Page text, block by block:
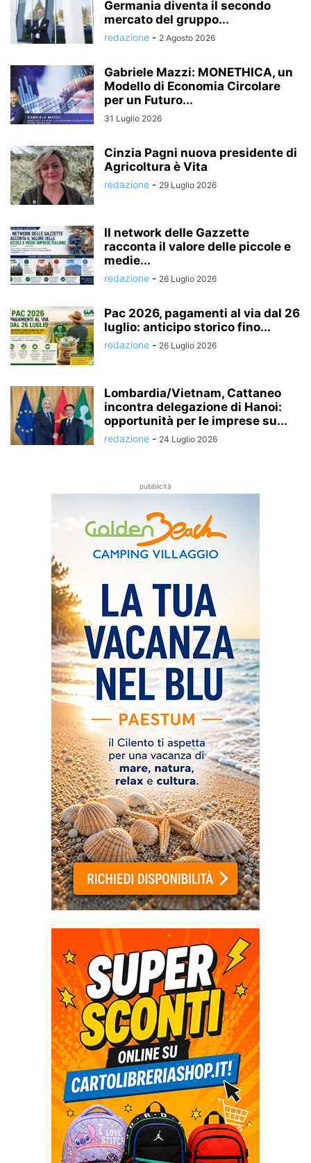
Germania diventa il secondo
mercato del gruppo...
redazione - 2 Agosto 2026
Gabriele Mazzi: MONETHICA, un
Modello di Economia Circolare
per un Futuro...
31 Luglio 2026
Cinzia Pagni nuova presidente di
Agricoltura è Vita
redazione - 29 Luglio 2026
Il network delle Gazzette
racconta il valore delle piccole e
medie...
redazione - 26 Luglio 2026
Pac 2026, pagamenti al via dal 26
luglio: anticipo storico fino...
redazione - 26 Luglio 2026
Lombardia/Vietnam, Cattaneo
incontra delegazione di Hanoi:
opportunità per le imprese su...
redazione - 24 Luglio 2026
pubblicità